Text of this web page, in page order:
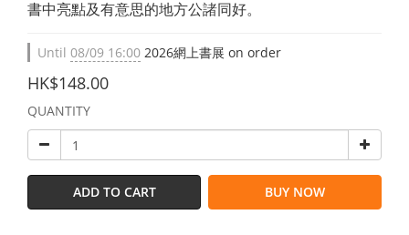
書中亮點及有意思的地方公諸同好。
Until 08/09 16:00 2026網上書展 on order
HK$148.00
QUANTITY
ADD TO CART BUY NOW